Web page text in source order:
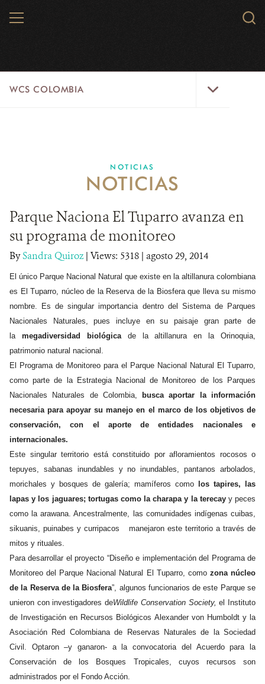
MENU
WCS COLOMBIA
EJES ESTRATÉGICOS
AQUÍ TRABAJAMOS
LÍNEAS DE ACCIÓN
MICROSITIOS
NOTICIAS
WCS VISUAL
ALIADOS Y ALIANZAS
COBERTURA EN MEDIOS DE COMUNICACIÓN
INFORME ANUAL WCS
MECANISMO DE ATENCIÓN DE QUEJAS Y RECLAMOS
DONA
NOTICIAS
NOTICIAS
Parque Naciona El Tuparro avanza en
su programa de monitoreo
BySandra Quiroz| Views: 5318 | agosto 29, 2014
El único Parque Nacional Natural que existe en la altillanura colombiana
es El Tuparro, núcleo de la Reserva de la Biosfera que lleva su mismo
nombre. Es de singular importancia dentro del Sistema de Parques
Nacionales Naturales, pues incluye en su paisaje gran parte de
la megadiversidad biológica de la altillanura en la Orinoquia,
patrimonio natural nacional.
El Programa de Monitoreo para el Parque Nacional Natural El Tuparro,
como parte de la Estrategia Nacional de Monitoreo de los Parques
Nacionales Naturales de Colombia,
busca aportar la información
necesaria para apoyar su manejo en el marco de los objetivos de
conservación, con el aporte de entidades nacionales e
internacionales.
Este singular territorio está constituido por afloramientos rocosos o
tepuyes, sabanas inundables y no inundables, pantanos arbolados,
morichales y bosques de galería; mamíferos como
los tapires, las
lapas y los jaguares; tortugas como la charapa y la terecayy peces
como la arawana. Ancestralmente, las comunidades indígenas cuibas,
sikuanis, puinabes y curripacos manejaron este territorio a través de
mitos y rituales.
Para desarrollar el proyecto “Diseño e implementación del Programa de
Monitoreo del Parque Nacional Natural El Tuparro, como zona núcleo
de la Reserva de la Biosfera”, algunos funcionarios de este Parque se
unieron con investigadores deWildlife Conservation Society, el Instituto
de Investigación en Recursos Biológicos Alexander von Humboldt y la
Asociación Red Colombiana de Reservas Naturales de la Sociedad
Civil. Optaron –y ganaron- a la convocatoria del Acuerdo para la
Conservación de los Bosques Tropicales, cuyos recursos son
administrados por el Fondo Acción.